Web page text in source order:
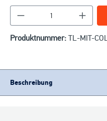
Produkt Anzahl: Gib
Produktnummer: TL-MIT-
Beschreibung